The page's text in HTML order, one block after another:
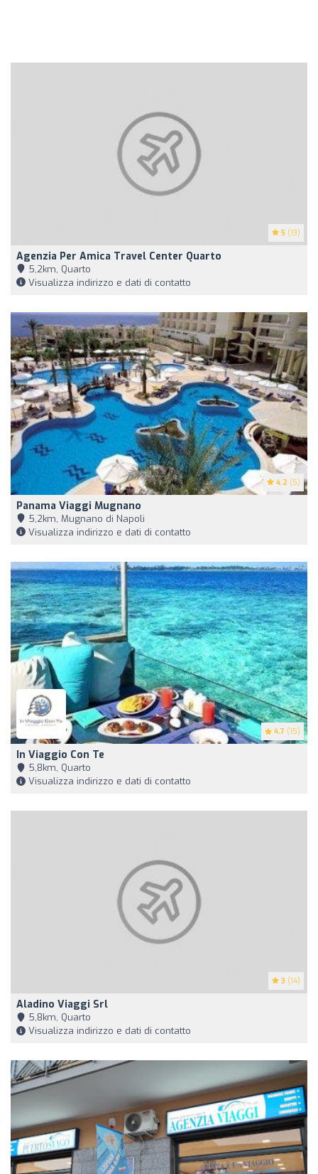
5 (13)
Agenzia Per Amica Travel Center Quarto
5,2km, Quarto
Visualizza indirizzo e dati di contatto
4.2 (5)
Panama Viaggi Mugnano
5,2km, Mugnano di Napoli
Visualizza indirizzo e dati di contatto
4.7 (15)
In Viaggio Con Te
5,8km, Quarto
Visualizza indirizzo e dati di contatto
3 (14)
Aladino Viaggi Srl
5,8km, Quarto
Visualizza indirizzo e dati di contatto